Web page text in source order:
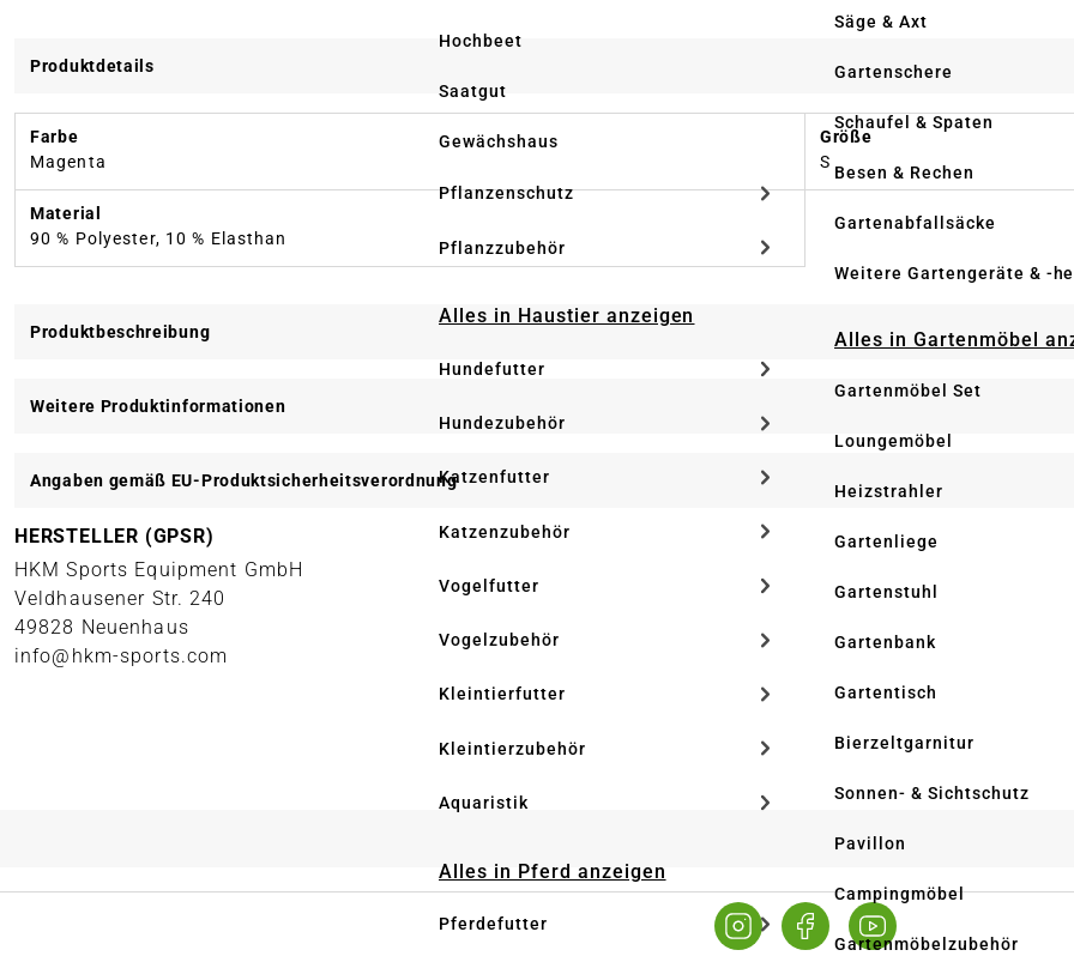
Hochbeet
Saatgut
Gewächshaus
Pflanzenschutz
Pflanzzubehör
Alles in Haustier anzeigen
Hundefutter
Hundezubehör
Katzenfutter
Katzenzubehör
Vogelfutter
Vogelzubehör
Kleintierfutter
Kleintierzubehör
Aquaristik
Alles in Pferd anzeigen
Pferdefutter
Säge & Axt
Gartenschere
Schaufel & Spaten
Besen & Rechen
Gartenabfallsäcke
Weitere Gartengeräte & -
Alles in Gartenmöbel
Gartenmöbel Set
Loungemöbel
Heizstrahler
Gartenliege
Gartenstuhl
Gartenbank
Gartentisch
Bierzeltgarnitur
Sonnen- & Sichtschutz
Pavillon
Campingmöbel
Gartenmöbelzubehör
Produktdetails
Farbe
Magenta
Größe
S
Material
90 % Polyester, 10 % Elasthan
Produktbeschreibung
Weitere Produktinformationen
Angaben gemäß EU-Produktsicherheitsverordnung
HERSTELLER (GPSR)
HKM Sports Equipment GmbH
Veldhausener Str. 240
49828 Neuenhaus
info@hkm-sports.com